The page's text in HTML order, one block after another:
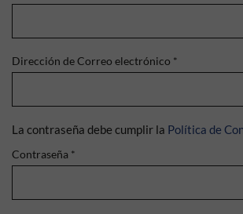
Dirección de Correo electrónico *
La contraseña debe cumplir la Política de
Contraseña *